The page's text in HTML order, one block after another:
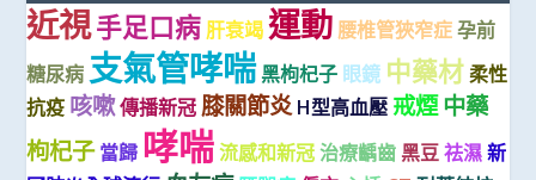
近視手足口病 肝衰竭 運動 腰椎管狹窄症 孕前
糖尿病 支氣管哮喘黑枸杞子 眼鏡 中藥材 柔性
抗疫 咳嗽傳播新冠 膝關節炎 H型高血壓 戒煙中藥
枸杞子 當歸 哮喘 流感和新冠 治療齲齒 黑豆 祛濕 新